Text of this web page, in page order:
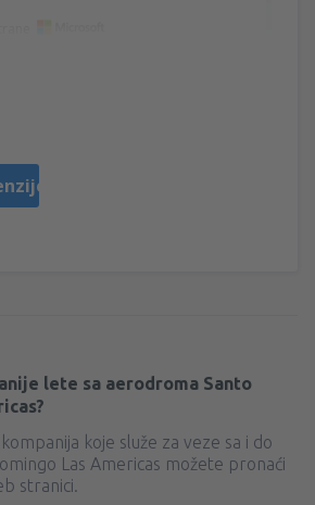
lete sa aerodroma Santo
koje služe za veze sa i do
Las Americas možete pronaći
stranici.